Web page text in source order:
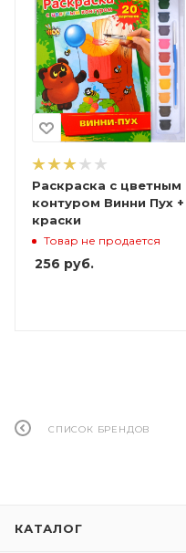
Раскраска с цветным
контуром Винни Пух +
краски
Товар не продается
256 руб.
СПИСОК БРЕНДОВ
КАТАЛОГ